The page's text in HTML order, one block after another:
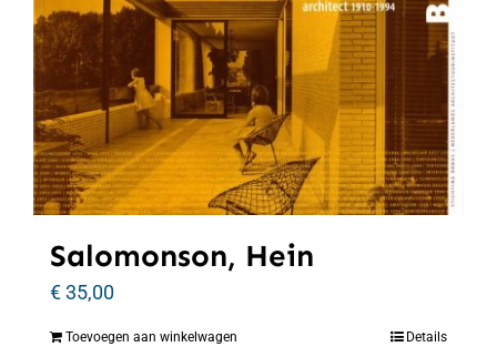
Salomonson, Hein
€35,00
Toevoegen aan winkelwagen Details